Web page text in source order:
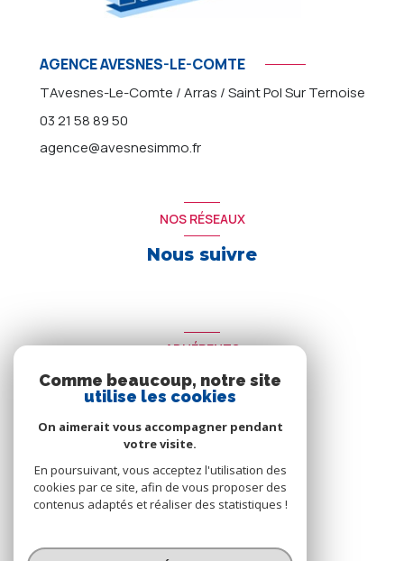
AGENCE AVESNES-LE-COMTE
TAvesnes-Le-Comte / Arras / Saint Pol Sur Ternoise
03 21 58 89 50
agence@avesnesimmo.fr
NOS RÉSEAUX
Nous suivre
ADHÉRENTS
Nous adhérons
© 2026 | Tous droits réservés
Comme beaucoup, notre site
utilise les cookies
On aimerait vous accompagner pendant
votre visite.
En poursuivant, vous acceptez l'utilisation des
cookies par ce site, afin de vous proposer des
contenus adaptés et réaliser des statistiques !